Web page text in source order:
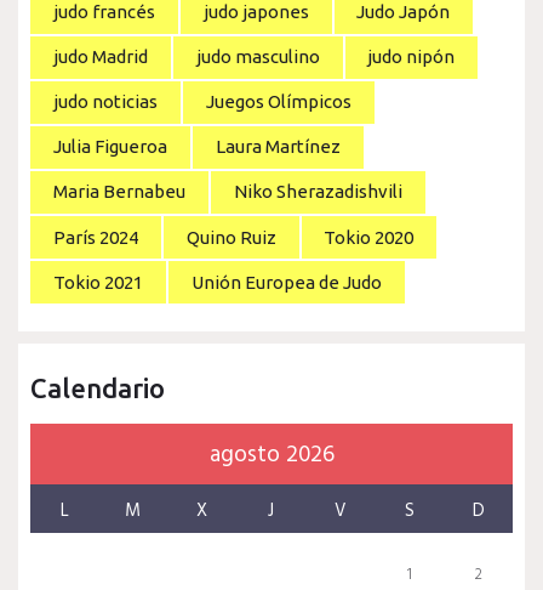
judo francés judo japones Judo Japón
judo Madrid judo masculino judo nipón
judo noticias Juegos Olímpicos
Julia Figueroa Laura Martínez
Maria Bernabeu Niko Sherazadishvili
París 2024 Quino Ruiz Tokio 2020
Tokio 2021 Unión Europea de Judo
Calendario
agosto 2026
L M X J V S D
1 2